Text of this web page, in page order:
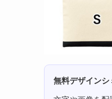
無料デザインシ